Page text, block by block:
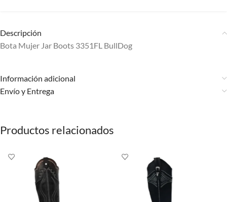
Descripción
Bota Mujer Jar Boots 3351FL BullDog
Información adicional
Envío y Entrega
Productos relacionados